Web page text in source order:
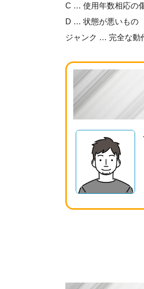
C … 使用年数相応の
D … 状態が悪いもの
ジャンク … 完全な動